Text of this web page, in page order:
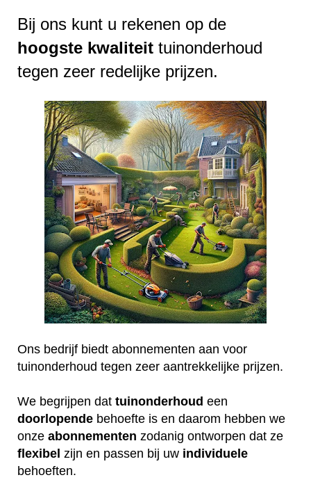
Bij ons kunt u rekenen op de
hoogste kwaliteit tuinonderhoud
tegen zeer redelijke prijzen.
Ons bedrijf biedt abonnementen aan voor
tuinonderhoud tegen zeer aantrekkelijke prijzen.
We begrijpen dat tuinonderhoud een
doorlopende behoefte is en daarom hebben we
onze abonnementen zodanig ontworpen dat ze
flexibel zijn en passen bij uw individuele
behoeften.